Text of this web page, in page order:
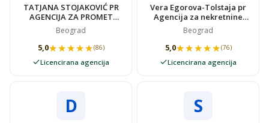
TATJANA STOJAKOVIĆ PR
AGENCIJA ZA PROMET
NEKRETNINAMA SUPER
STAN
Beograd
5,0★★★★★
★★★★★(86)
Licencirana agencija
Vera Egorova-Tolstaja pr
Agencija za nekretnine
VIDOVSTAN
Beograd
5,0★★★★★
★★★★★(76)
Licencirana agencija
D S